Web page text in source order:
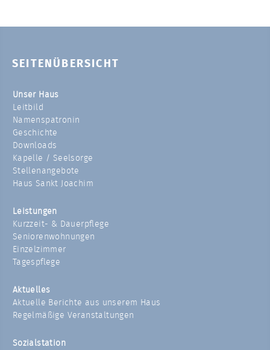
SEITENÜBERSICHT
Unser Haus
Leitbild
Namenspatronin
Geschichte
Downloads
Kapelle / Seelsorge
Stellenangebote
Haus Sankt Joachim
Leistungen
Kurzzeit- & Dauerpflege
Seniorenwohnungen
Einzelzimmer
Tagespflege
Aktuelles
Aktuelle Berichte aus unserem Haus
Regelmäßige Veranstaltungen
Sozialstation